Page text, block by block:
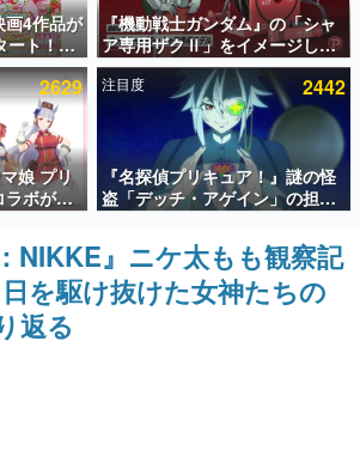
一覧
り記事
数が数千以上！ ページビュー数万以上！ などな
の人々に読まれた、電ファミ渾身の“殿堂入り”記
めました。
の企画書
ムクリエイターの方々に製作時のエピソードをお
ヒットする企画（ゲーム）とは何か？を探ってい
画4作品が
ート！な
映画ほぼ
っちゃけ
プ
『機動戦士ガンダム』の「シャ
ア専用ザクⅡ」をイメージした
散水ホースリールが予約開始。
本体にはシャアのパーソナルマ
ークやジオン公国軍のエンブレ
ム、型式番号などを配置
2629
娘 プリ
ラボが決
8.5周年
注目度 2442
『名探偵プリキュア！』謎の怪
盗「デッチ・アゲイン」の担当
キャストは天﨑滉平さんと判
明。『Re:ゼロから始める異世
界生活』オットー役、『ヒプノ
シスマイク』山田三郎役など
NIKKE』ニケ太もも観察記
を駆け抜けた女神たちの
返る